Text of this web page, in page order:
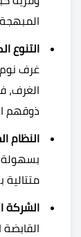
التنوع
غرف نوم
الغرف،
ذوقهم
النظام
متتالية
الشركة